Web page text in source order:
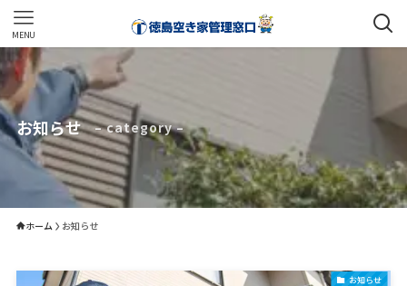
MENU
お知らせ – category –
ホーム お知らせ
お知らせ